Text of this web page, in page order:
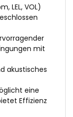
LEL, VOL)
mit
akustisches
eine
Effizienz